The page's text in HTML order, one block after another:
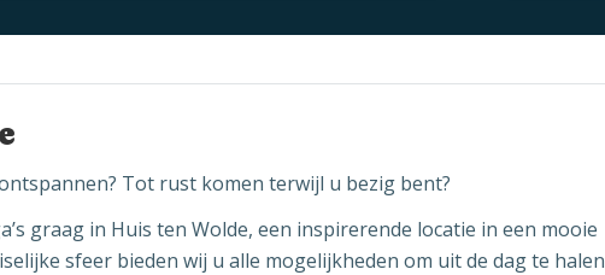
Tot rust komen terwijl u bezig bent?
graag in Huis ten Wolde, een inspirerende locatie in een mooie
sfeer bieden wij u alle mogelijkheden om uit de dag te halen